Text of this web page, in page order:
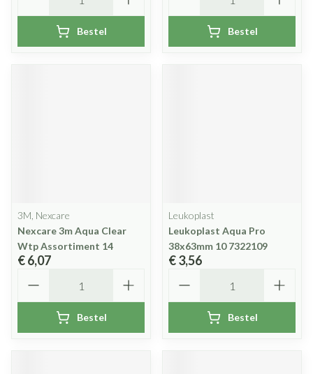
Bestel Bestel
3M, Nexcare
Nexcare 3m Aqua Clear
Wtp Assortiment 14
€ 6,07
Bestel
Leukoplast
Leukoplast Aqua Pro
38x63mm 10 7322109
€ 3,56
Bestel